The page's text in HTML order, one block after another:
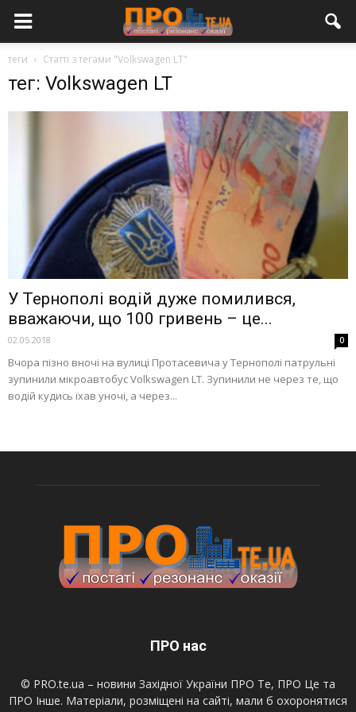
теги Статті з тегами "Volkswagen LT"
тег: Volkswagen LT
У Тернополі водій дуже помилився,
вважаючи, що 100 гривень – це...
02.05.2018 0
Вчора пізно вночі на вулиці Протасевича у Тернополі патрульні
зупинили мікроавтобус Volkswagen LT. Зупинили не через те, що
водій кудись їхав уночі, а через...
ПРО нас
© PRO.te.ua – новини Західної України ПРО Те, ПРО Це та
ПРО Інше. Матеріали, розміщені на сайті, мали б охоронятися